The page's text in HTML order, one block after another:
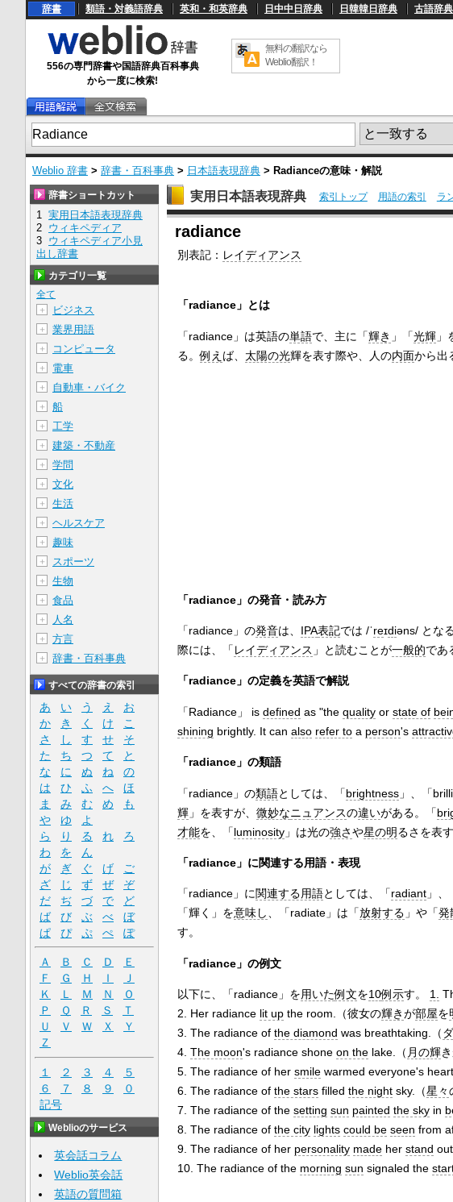
辞書 類語・対義語辞典 英和・和英辞典 日中中日辞典 日韓韓日辞典 古語辞典
556の専門辞書や国語辞典百科事典
から一度に検索!
無料の翻訳なら
Weblio翻訳！
Weblio 辞書 > 辞書・百科事典 > 日本語表現辞典 > Radianceの意味・解説
U
/
L
4
5
%
実用日本語表現辞典 索引トップ 用語の索引 ラ
radiance
別表記： レイディアンス
「radiance」とは
「radiance」は英語の単語で、主に「輝き 」「光輝」
る。例え ば、 太陽の光輝を表す際や、人の内面から出
「radiance」の発音・読み方
「radiance」の発音は、 IPA表記では /ˈreɪdiəns/ となる
際には、「 レイディアンス 」と読むことが一般的であ
「radiance」の定義を英語で解説
「Radiance」 is defined as "the qualityor state of
shining brightly. It can also refer toa person's
「radiance」の類語
「radiance」の類語としては、「brightness」、「
輝」を表すが、 微妙なニュアンスの違いがある。「
才能を、「luminosity」は光の強さや星の明るさを表す
「radiance」に関連する用語・表現
「radiance」に関連する用語としては、「radiant」、
「輝く」を意味し、「radiate」は「放射する 」や「発
す。
「radiance」の例文
以下に、「radiance」を用いた例文を10例示す。 1.
2. Her radiance lit upthe room.（彼女の輝きが部屋を
3. The radiance of the diamond was breathtaking.（
4. The moon's radiance shone on thelake.（ 月の輝
5. The radiance of her smilewarmed everyone's
6. The radiance of the starsfilled the nightsky.（星々
7. The radiance of the setting sun painted the skyin
8. The radiance of the city lights could be seen from
9. The radiance of her personality madeher stand
10. The radiance of the morning sun signaled the
辞書ショートカット
1 実用日本語表現辞典
2 ウィキペディア
3 ウィキペディア小見
出し辞書
カテゴリ一覧
全て
＋
ビジネス
＋ 業界用語
＋ コンピュータ
＋ 電車
＋ 自動車・バイク
＋ 船
＋ 工学
＋ 建築・不動産
＋ 学問
＋ 文化
＋ 生活
＋ ヘルスケア
＋ 趣味
＋ スポーツ
＋ 生物
＋ 食品
＋ 人名
＋ 方言
＋ 辞書・百科事典
すべての辞書の索引
あ い う え
お
か
き く け
こ
さ
し す せ
そ
た
ち つ て
と
な
に ぬ ね
の
は
ひ ふ へ
ほ
ま
み む め
も
や
ゆ
よ
ら
り る れ
ろ
わ
を
ん
が
ぎ ぐ げ
ご
ざ
じ ず ぜ
ぞ
だ
ぢ づ で
ど
ば
び ぶ べ
ぼ
ぱ
ぴ ぷ ぺ ぽ
Ａ Ｂ Ｃ Ｄ
Ｅ
Ｆ
Ｇ Ｈ Ｉ
Ｊ
Ｋ
Ｌ Ｍ Ｎ
Ｏ
Ｐ
Ｑ Ｒ Ｓ
Ｔ
Ｕ
Ｖ Ｗ Ｘ
Ｙ
Ｚ
１ ２ ３ ４
５
６
７ ８ ９
０
記号
Weblioのサービス
英会話コラム
Weblio英会話
英語の質問箱